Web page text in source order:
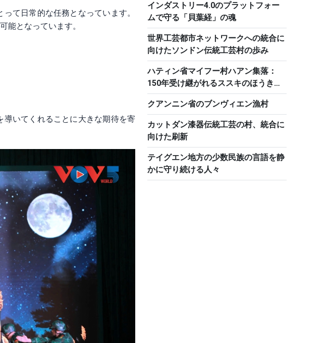
て日常的な任務となっています。
能となっています。
導いてくれることに大きな期待を寄
インダストリー4.0のプラットフォー
ムで守る「貝葉経」の魂
世界工芸都市ネットワークへの統合に
向けたソンドン伝統工芸村の歩み
ハティン省マイフー村ハアン集落：
150年受け継がれるススキのほうき作
り
クアンニン省のブンヴィエン漁村
カットダン漆器伝統工芸の村、統合に
向けた刷新
テイグエン地方の少数民族の言語を静
かに守り続ける人々